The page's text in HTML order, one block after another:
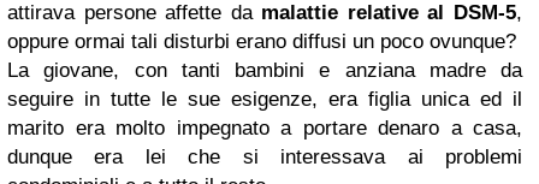
attirava persone affette da malattie relative al DSM-5,
oppure ormai tali disturbi erano diffusi un poco ovunque?
La giovane, con tanti bambini e anziana madre da
seguire in tutte le sue esigenze, era figlia unica ed il
marito era molto impegnato a portare denaro a casa,
dunque era lei che si interessava ai problemi